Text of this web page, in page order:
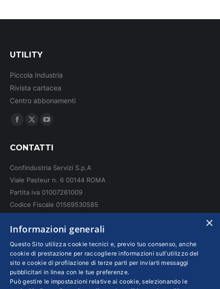
UTILITY
Piccola Industria
Rivista cartacea
Centro abbonamenti
Ci puoi trovare su:
Facebook
opens
new
window
X
opens
window
opens
window
CONTATTI
Confindustria Servizi S.p.A
Viale Pasteur n. 6 00144 ROMA
Partita iva 01007261009
Codice Fiscale 01569530585
INFO LEGALI
Colophon editoriali
Disclaimer
×
Informazioni generali
Questo Sito utilizza cookie tecnici e, previo tuo consenso, anche
cookie di prestazione per raccogliere informazioni sull’utilizzo del
sito e cookie di profilazione di terze parti per inviarti messaggi
pubblicitari in linea con le tue preferenze.
Può gestire le impostazioni relative ai cookie, selezionando le